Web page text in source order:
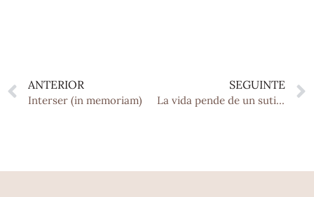
ANTERIOR
Interser (in memoriam)
SEGUINTE
La vida pende de un sutil equilibrio